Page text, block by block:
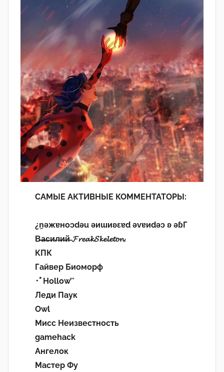
САМЫЕ АКТИВНЫЕ КОММЕНТАТОРЫ:
¿n̯ǝжɐноɔdǝu ǝиɯиʚεɐd ǝvɐиdǝɔ ʚ ǝɓГ
В̶а̶с̶и̶л̶и̶й̶ 𝓕𝓻𝓮𝓪𝓴𝓢𝓴𝓮𝓵𝓮𝓽𝓸𝓷.
КПК
Гайвер Биоморф
･ﾟHollow’°
Леди Паук
Owl
Мисс Неизвестность
gamehack
Ангелок
Мастер Фу